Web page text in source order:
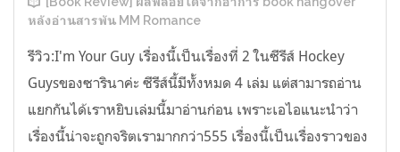
หลังอ่านสารพัน MM Romance
รีวิว:I'm Your Guy เรื่องนี้เป็นเรื่องที่ 2 ในซีรีส์ Hockey
Guysของซารินาค่ะ ซีรีส์นี้มีทั้งหมด 4 เล่ม แต่สามารถอ่าน
แยกกันได้เราหยิบเล่มนี้มาอ่านก่อน เพราะเอไอแนะนำว่า
เรื่องนี้น่าจะถูกจริตเรามากกว่า555 เรื่องนี้เป็นเรื่องราวของ